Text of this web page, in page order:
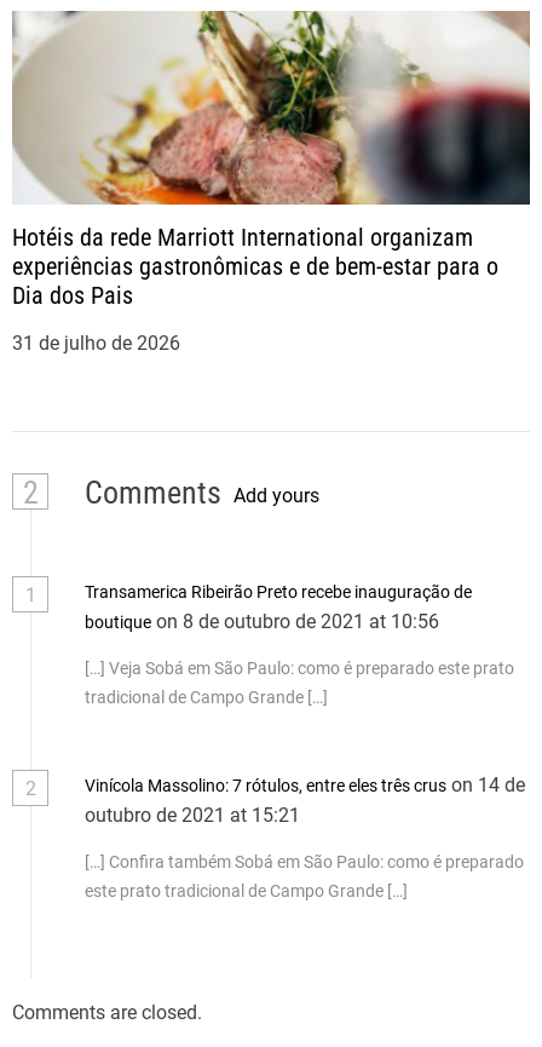
Hotéis da rede Marriott International organizam
experiências gastronômicas e de bem-estar para o
Dia dos Pais
31 de julho de 2026
2 Comments Add yours
1
Transamerica Ribeirão Preto recebe inauguração de
boutique on 8 de outubro de 2021 at 10:56
[…] Veja Sobá em São Paulo: como é preparado este prato
tradicional de Campo Grande […]
2 Vinícola Massolino: 7 rótulos, entre eles três crus on 14 de
outubro de 2021 at 15:21
[…] Confira também Sobá em São Paulo: como é preparado
este prato tradicional de Campo Grande […]
Comments are closed.